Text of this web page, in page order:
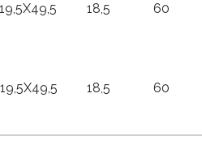
18,5 60
18,5 60